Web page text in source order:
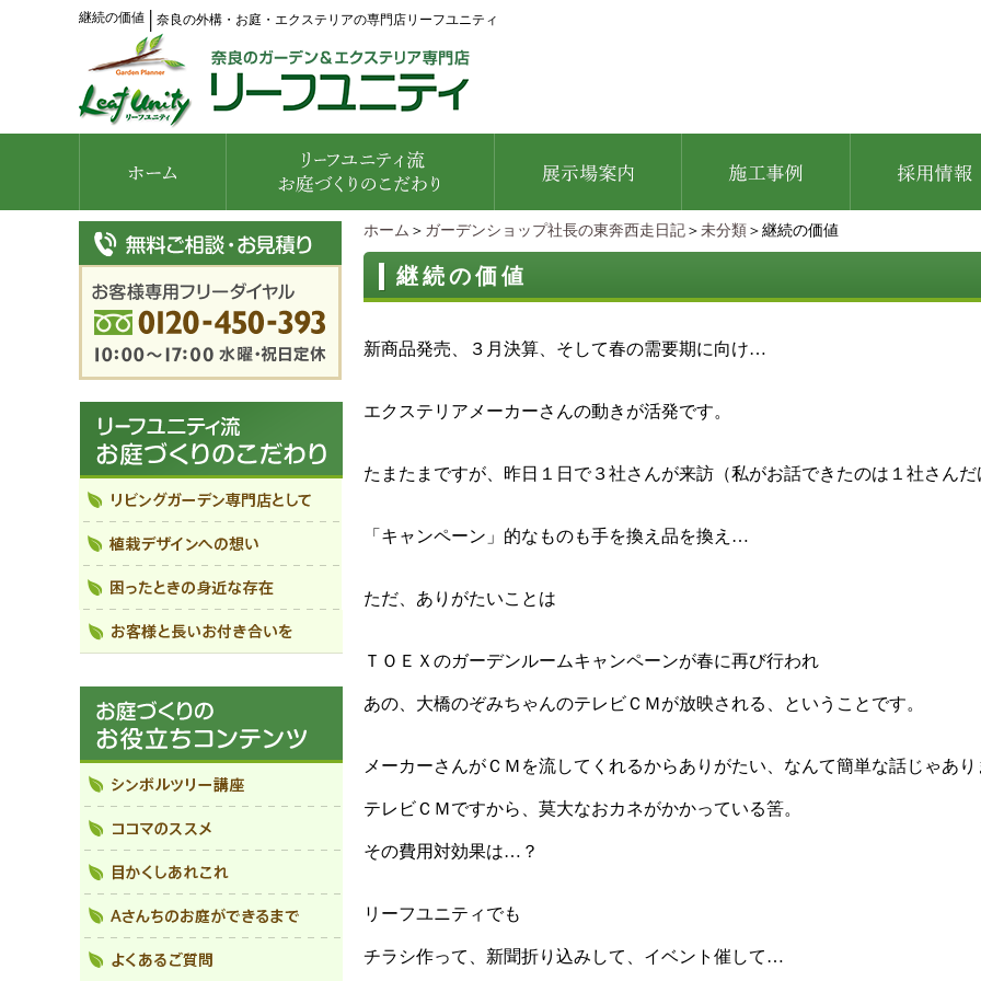
継続の価値 奈良の外構・お庭・エクステリアの専門店リーフユニティ
ホーム ＞ ガーデンショップ社長の東奔西走日記 ＞ 未分類 ＞継続の価値
継続の価値
新商品発売、３月決算、そして春の需要期に向け…
エクステリアメーカーさんの動きが活発です。
たまたまですが、昨日１日で３社さんが来訪（私がお話できたのは１社さん
「キャンペーン」的なものも手を換え品を換え…
ただ、ありがたいことは
ＴＯＥＸのガーデンルームキャンペーンが春に再び行われ
あの、大橋のぞみちゃんのテレビＣＭが放映される、ということです。
メーカーさんがＣＭを流してくれるからありがたい、なんて簡単な話じゃあ
テレビＣＭですから、莫大なおカネがかかっている筈。
その費用対効果は…？
リーフユニティでも
チラシ作って、新聞折り込みして、イベント催して…